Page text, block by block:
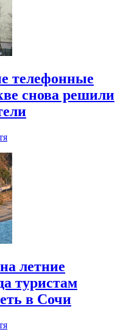
телефонные
снова решили
летние
туристам
в Сочи